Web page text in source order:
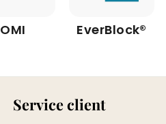
OMI EverBlock®
Service client